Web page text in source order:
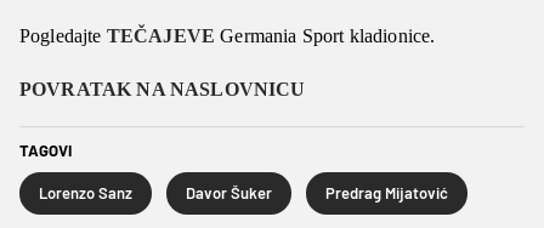
Pogledajte TEČAJEVE Germania Sport kladionice.
POVRATAK NA NASLOVNICU
TAGOVI
Lorenzo Sanz Davor Šuker Predrag Mijatović